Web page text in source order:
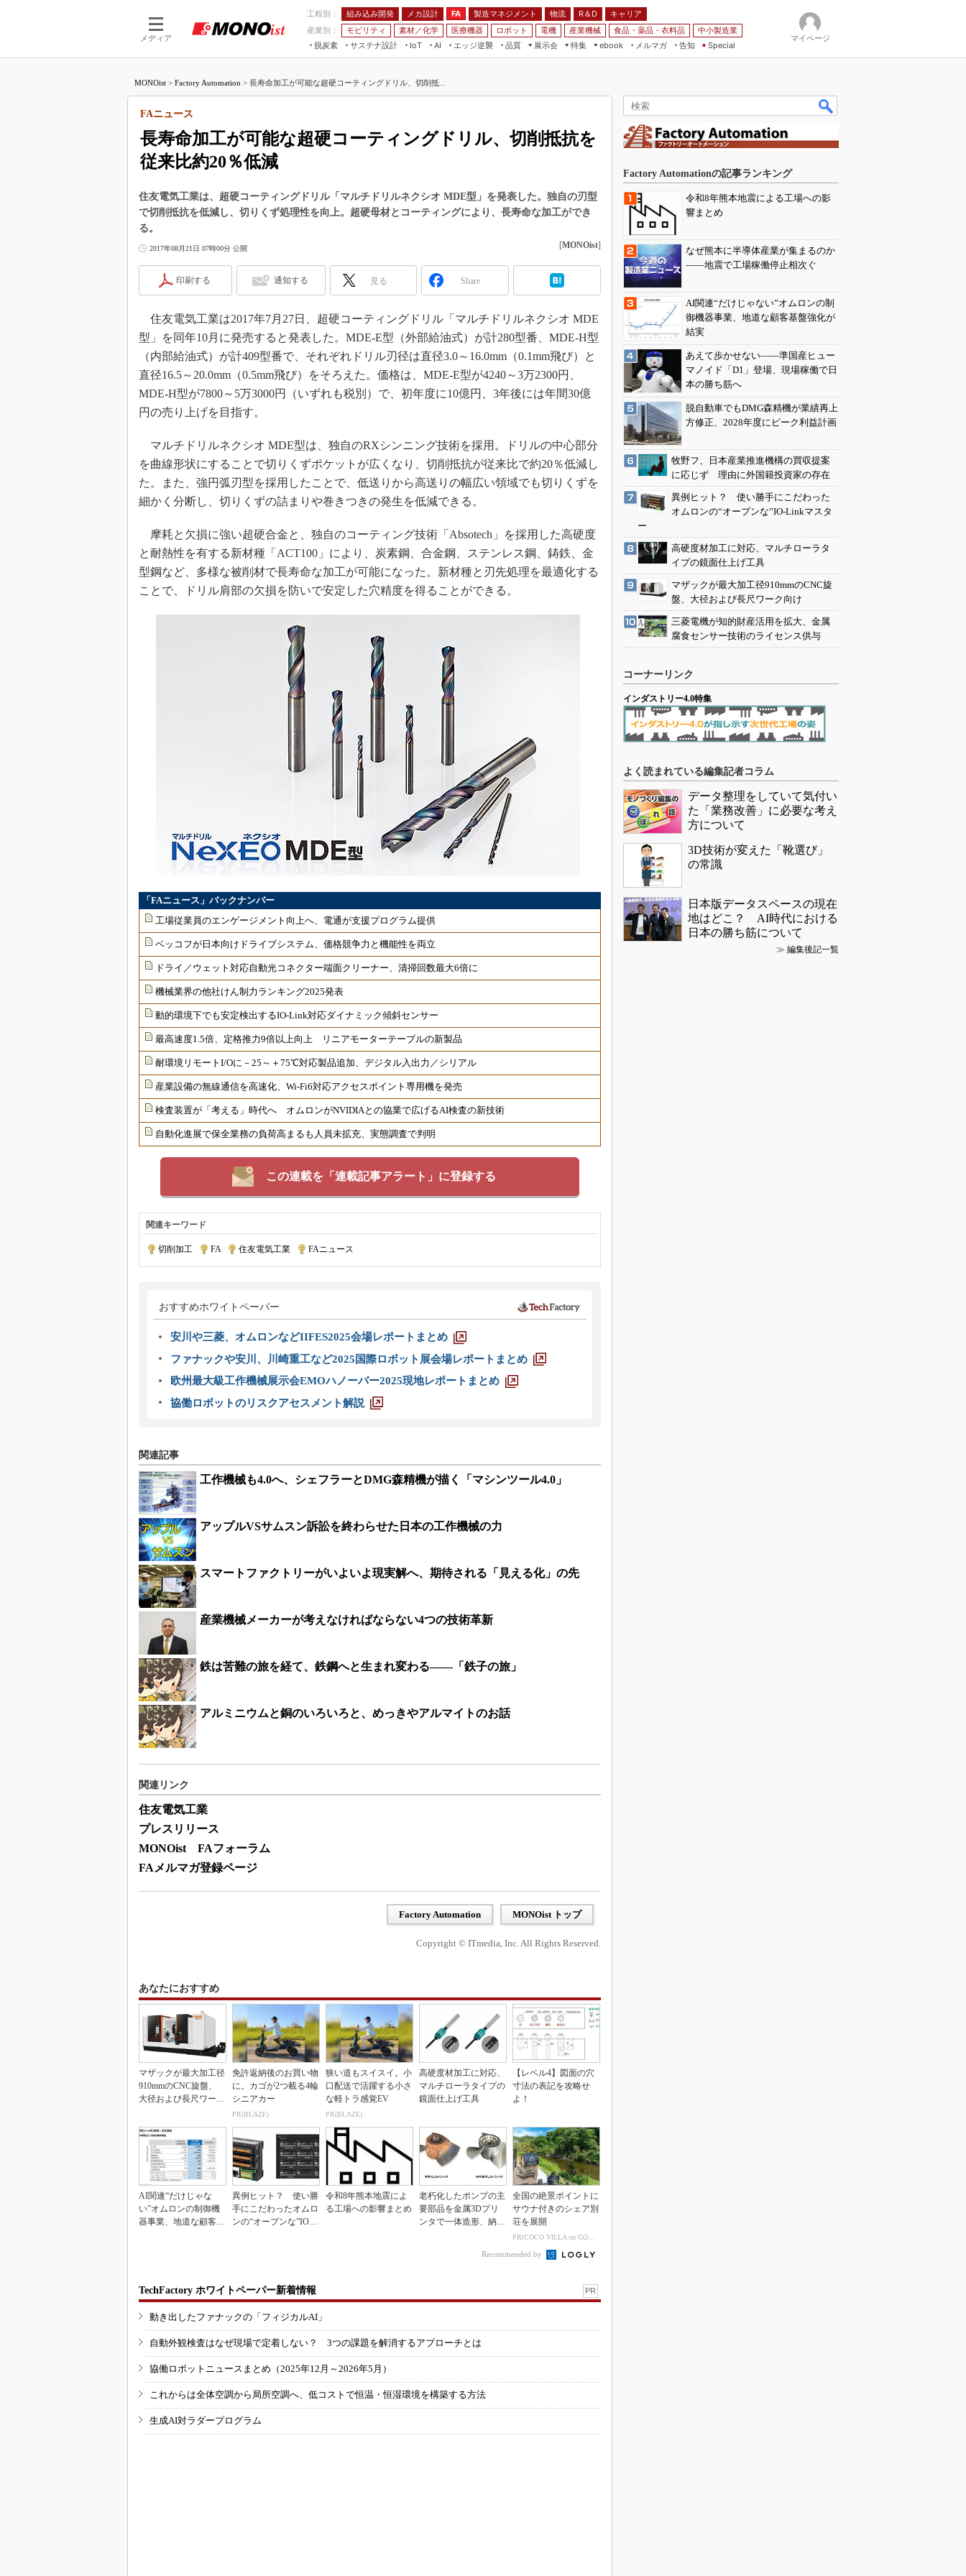
メディア
工程別： 組み込み開発 メカ設計 FA 製造マネジメント 物流 R＆D
キャリア
産業別：
モビリティ 素材／化学 医療機器 ロボット 電機 産業機械 食品・薬品・衣料品
中小製造業
脱炭素
サステナ設計
IoT
つながる工場
AI
AI×設備保全
エッジ逆襲 品質
展示会
JIMTOF
IIFES
TECHNO-FRONTIER
EdgeTech+
日本ものづくりワールド
AUTOMOTIVE WORLD
産業オープンネット展
特集
つながるクルマ
VR／AR
フィールドサービス
組み込み画像技術
組み込みモデリング
ISO26262
3Dプリンタ
デジタルツインとCAE
S＆OP
インダストリー4.0
製造業ビッグデータ
メイドインジャパン
植物工場
知財マネジメント
海外生産
グローバル設計・開発
制御セキュリティ
新型コロナへの対応
ebook
FA
モビリティ
メルマガ
告知 Special
マイページ
MONOist > Factory Automation > 長寿命加工が可能な超硬コーティングドリル、切削抵...
長寿命加工が可能な超硬コーティングドリル、切削抵抗を
従来比約20％低減
FAニュース
住友電気工業は、超硬コーティングドリル「マルチドリルネクシオ MDE型」を発表した。独自の刃型
で切削抵抗を低減し、切りくず処理性を向上。超硬母材とコーティングにより、長寿命な加工ができ
る。
2017年08月21日 07時00分 公開 [MONOist]
印刷する 通知する 見る Share
住友電気工業は2017年7月27日、超硬コーティングドリル「マルチドリルネクシオ MDE
型」を同年10月に発売すると発表した。MDE-E型（外部給油式）が計280型番、MDE-H型
（内部給油式）が計409型番で、それぞれドリル刃径は直径3.0～16.0mm（0.1mm飛び）と
直径16.5～20.0mm（0.5mm飛び）をそろえた。価格は、MDE-E型が4240～3万2300円、
MDE-H型が7800～5万3000円（いずれも税別）で、初年度に10億円、3年後には年間30億
円の売り上げを目指す。
マルチドリルネクシオ MDE型は、独自のRXシンニング技術を採用。ドリルの中心部分
を曲線形状にすることで切りくずポケットが広くなり、切削抵抗が従来比で約20％低減し
た。また、強円弧刃型を採用したことで、低送りから高送りの幅広い領域でも切りくずを
細かく分断し、切りくずの詰まりや巻きつきの発生を低減できる。
摩耗と欠損に強い超硬合金と、独自のコーティング技術「Absotech」を採用した高硬度
と耐熱性を有する新材種「ACT100」により、炭素鋼、合金鋼、ステンレス鋼、鋳鉄、金
型鋼など、多様な被削材で長寿命な加工が可能になった。新材種と刃先処理を最適化する
ことで、ドリル肩部の欠損を防いで安定した穴精度を得ることができる。
「FAニュース」バックナンバー
工場従業員のエンゲージメント向上へ、電通が支援プログラム提供
ベッコフが日本向けドライブシステム、価格競争力と機能性を両立
ドライ／ウェット対応自動光コネクター端面クリーナー、清掃回数最大6倍に
機械業界の他社けん制力ランキング2025発表
動的環境下でも安定検出するIO-Link対応ダイナミック傾斜センサー
最高速度1.5倍、定格推力9倍以上向上 リニアモーターテーブルの新製品
耐環境リモートI/Oに－25～＋75℃対応製品追加、デジタル入出力／シリアル
産業設備の無線通信を高速化、Wi-Fi6対応アクセスポイント専用機を発売
検査装置が「考える」時代へ オムロンがNVIDIAとの協業で広げるAI検査の新技術
自動化進展で保全業務の負荷高まるも人員未拡充、実態調査で判明
この連載を「連載記事アラート」に登録する
関連キーワード
切削加工 FA| 住友電気工業 FAニュース
おすすめホワイトペーパー
安川や三菱、オムロンなどIIFES2025会場レポートまとめ
ファナックや安川、川崎重工など2025国際ロボット展会場レポートまとめ
欧州最大級工作機械展示会EMOハノーバー2025現地レポートまとめ
協働ロボットのリスクアセスメント解説
関連記事
工作機械も4.0へ、シェフラーとDMG森精機が描く「マシンツール4.0」
アップルVSサムスン訴訟を終わらせた日本の工作機械の力
スマートファクトリーがいよいよ現実解へ、期待される「見える化」の先
産業機械メーカーが考えなければならない4つの技術革新
鉄は苦難の旅を経て、鉄鋼へと生まれ変わる――「鉄子の旅」
アルミニウムと銅のいろいろと、めっきやアルマイトのお話
関連リンク
住友電気工業
プレスリリース
MONOist FAフォーラム
FAメルマガ登録ページ
Factory Automation MONOist トップ
Copyright © ITmedia, Inc. All Rights Reserved.
あなたにおすすめ
マザックが最大加工径
910mmのCNC旋盤、
大径および長尺ワーク
免許返納後のお買い物
に。カゴが2つ載る4輪
シニアカー
PR(BLAZE)
狭い道もスイスイ。小
口配送で活躍する小さ
な軽トラ感覚EV
PR(BLAZE)
高硬度材加工に対応、
マルチローラタイプの
鏡面仕上げ工具
【レベル4】図面の穴
寸法の表記を攻略せ
よ！
AI関連“だけじゃな
い”オムロンの制御機
器事業、地道な顧客基
異例ヒット？ 使い勝
手にこだわったオムロ
ンの“オープンな”IO-L
令和8年熊本地震によ
る工場への影響まとめ
老朽化したポンプの主
要部品を金属3Dプリ
ンタで一体造形、納期
全国の絶景ポイントに
サウナ付きのシェア別
荘を展開
PR(COCO VILLA on GOETHE)
Recommended by
TechFactory ホワイトペーパー新着情報 PR
動き出したファナックの「フィジカルAI」
自動外観検査はなぜ現場で定着しない？ 3つの課題を解消するアプローチとは
協働ロボットニュースまとめ（2025年12月～2026年5月）
これからは全体空調から局所空調へ、低コストで恒温・恒湿環境を構築する方法
生成AI対ラダープログラム
Factory Automationの記事ランキング
令和8年熊本地震による工場への影
響まとめ
なぜ熊本に半導体産業が集まるのか
――地震で工場稼働停止相次ぐ
AI関連“だけじゃない”オムロンの制
御機器事業、地道な顧客基盤強化が
結実
あえて歩かせない――準国産ヒュー
マノイド「D1」登場、現場稼働で日
本の勝ち筋へ
脱自動車でもDMG森精機が業績再上
方修正、2028年度にピーク利益計画
牧野フ、日本産業推進機構の買収提案
に応じず 理由に外国籍投資家の存在
異例ヒット？ 使い勝手にこだわった
オムロンの“オープンな”IO-Linkマスタ
ー
高硬度材加工に対応、マルチローラタ
イプの鏡面仕上げ工具
マザックが最大加工径910mmのCNC旋
盤、大径および長尺ワーク向け
三菱電機が知的財産活用を拡大、金属
腐食センサー技術のライセンス供与
コーナーリンク
インダストリー4.0特集
よく読まれている編集記者コラム
データ整理をしていて気付い
た「業務改善」に必要な考え
方について
3D技術が変えた「靴選び」
の常識
日本版データスペースの現在
地はどこ？ AI時代における
日本の勝ち筋について
≫ 編集後記一覧